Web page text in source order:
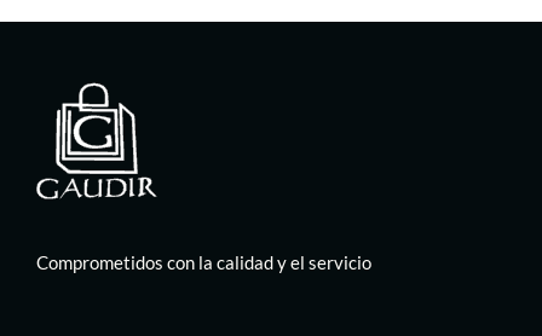
Comprometidos con la calidad y el servicio